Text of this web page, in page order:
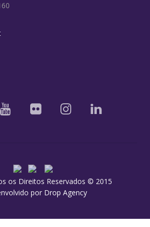
os Direitos Reservados © 2015
por Drop Agency